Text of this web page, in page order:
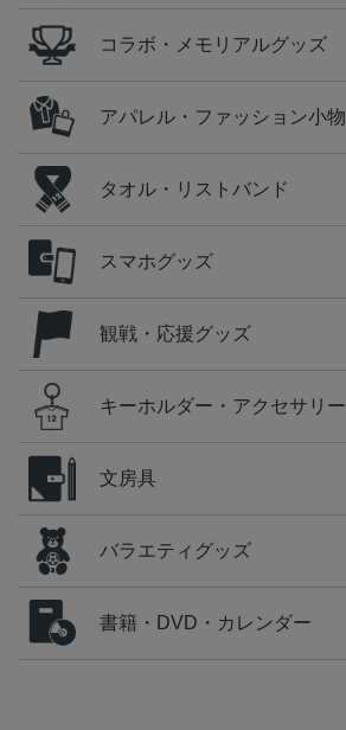
コラボ・メモリアルグッズ
アパレル・ファッション小物
タオル・リストバンド
スマホグッズ
観戦・応援グッズ
キーホルダー・アクセサリー
文房具
バラエティグッズ
書籍・DVD・カレンダー